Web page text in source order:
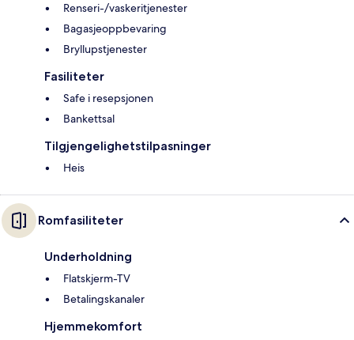
Renseri-/vaskeritjenester
Bagasjeoppbevaring
Bryllupstjenester
Fasiliteter
Safe i resepsjonen
Bankettsal
Tilgjengelighetstilpasninger
Heis
Romfasiliteter
Underholdning
Flatskjerm-TV
Betalingskanaler
Hjemmekomfort